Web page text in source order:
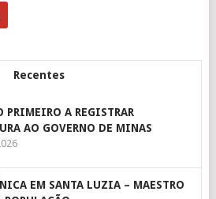
Recentes
PRIMEIRO A REGISTRAR
AO GOVERNO DE MINAS
EM SANTA LUZIA – MAESTRO